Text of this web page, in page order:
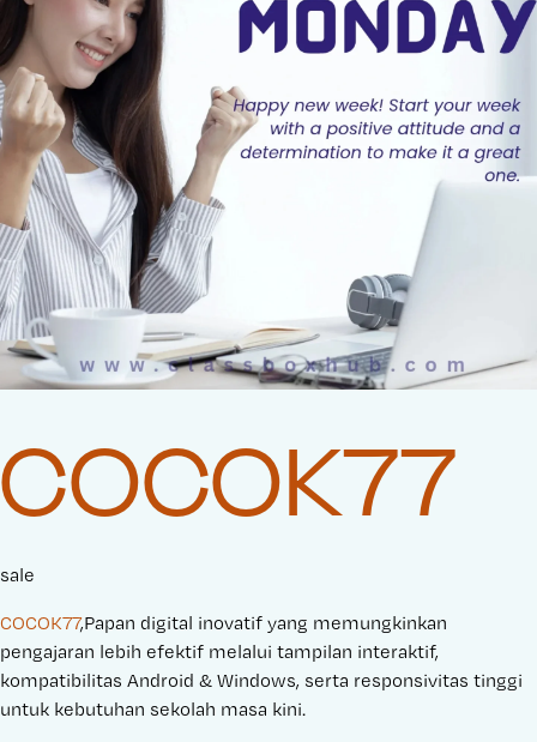
COCOK77
sale
COCOK77,Papan digital inovatif yang memungkinkan
pengajaran lebih efektif melalui tampilan interaktif,
kompatibilitas Android & Windows, serta responsivitas tinggi
untuk kebutuhan sekolah masa kini.